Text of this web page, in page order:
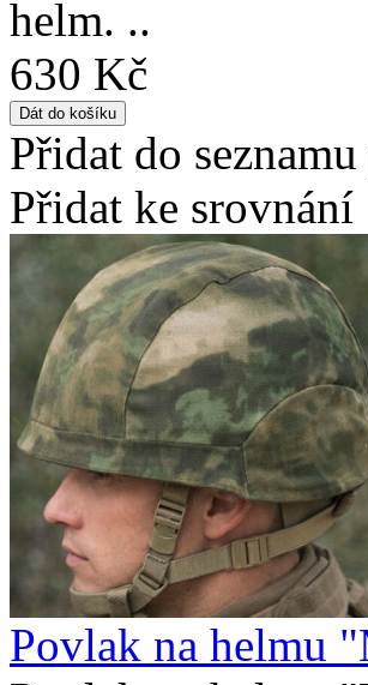
helm. ..
630 Kč
Přidat do
Přidat ke srovnání
Povlak na helmu